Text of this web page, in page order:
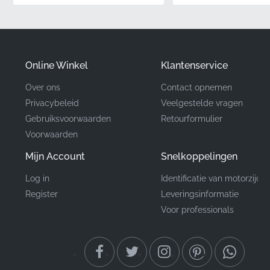
Fabrikant Kawasaki
Montagelocatie
Type
Dit originele Kawasaki-onderdeel is perfect voor een
professionele resultaten oplevert. Door het originele
onderdeel 560541748 te gebruiken, zorgt u ervoor dat
Online Winkel
Over ons
Privacybeleid
Gebruiksvoorwaarden
Voorwaarden
Mijn Account
Log in
Register
Klantenservice
Contact opnemen
Veelgestelde vragen
Retourformulier
Snelkoppelingen
Identificatie van
Leveringsinformatie
Voor professionals